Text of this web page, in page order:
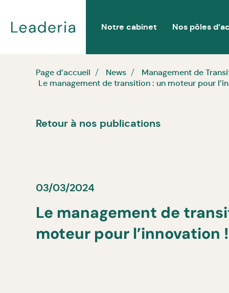
Notre cabinet Nos pôles
Page d’accueil News
Management de
Le management de transition : un moteur pour
Retour à nos publications
03/03/2024
Le management de
moteur pour l’innovation !